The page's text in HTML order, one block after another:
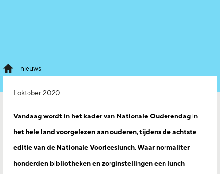
nieuws
1 oktober 2020
Vandaag wordt in het kader van Nationale Ouderendag in
het hele land voorgelezen aan ouderen, tijdens de achtste
editie van de Nationale Voorleeslunch. Waar normaliter
honderden bibliotheken en zorginstellingen een lunch